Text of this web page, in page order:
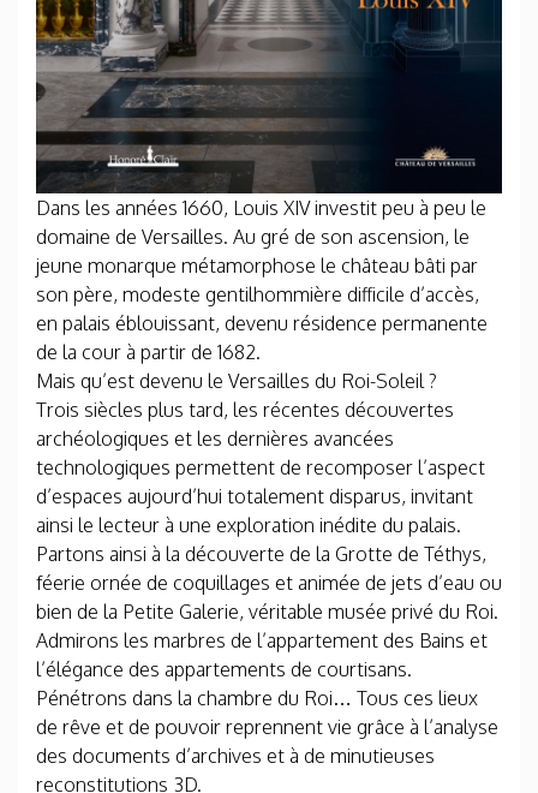
Dans les années 1660, Louis XIV investit peu à peu le
domaine de Versailles. Au gré de son ascension, le
jeune monarque métamorphose le château bâti par
son père, modeste gentilhommière difficile d’accès,
en palais éblouissant, devenu résidence permanente
de la cour à partir de 1682.
Mais qu’est devenu le Versailles du Roi-Soleil ?
Trois siècles plus tard, les récentes découvertes
archéologiques et les dernières avancées
technologiques permettent de recomposer l’aspect
d’espaces aujourd’hui totalement disparus, invitant
ainsi le lecteur à une exploration inédite du palais.
Partons ainsi à la découverte de la Grotte de Téthys,
féerie ornée de coquillages et animée de jets d’eau ou
bien de la Petite Galerie, véritable musée privé du Roi.
Admirons les marbres de l’appartement des Bains et
l’élégance des appartements de courtisans.
Pénétrons dans la chambre du Roi… Tous ces lieux
de rêve et de pouvoir reprennent vie grâce à l’analyse
des documents d’archives et à de minutieuses
reconstitutions 3D.